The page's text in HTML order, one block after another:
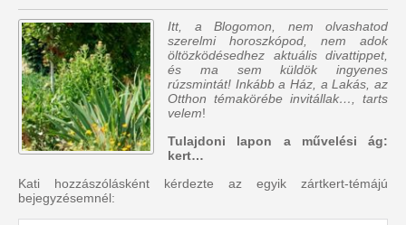
Itt, a Blogomon, nem olvashatod
szerelmi horoszkópod, nem adok
öltözködésedhez aktuális divattippet,
és ma sem küldök ingyenes
rúzsmintát! Inkább a Ház, a Lakás, az
Otthon témakörébe invitállak…, tarts
velem!
Tulajdoni lapon a művelési ág:
kert…
Kati hozzászólásként kérdezte az egyik zártkert-témájú
bejegyzésemnél: